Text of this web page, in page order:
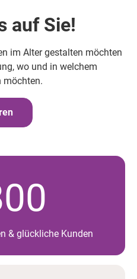
& glückliche Kunden
auf Sie!
im Alter gestalten möchten
wo und in welchem
möchten.